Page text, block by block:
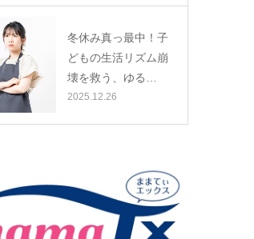
冬休み真っ最中！子
どもの生活リズム崩
壊を救う、ゆる…
2025.12.26